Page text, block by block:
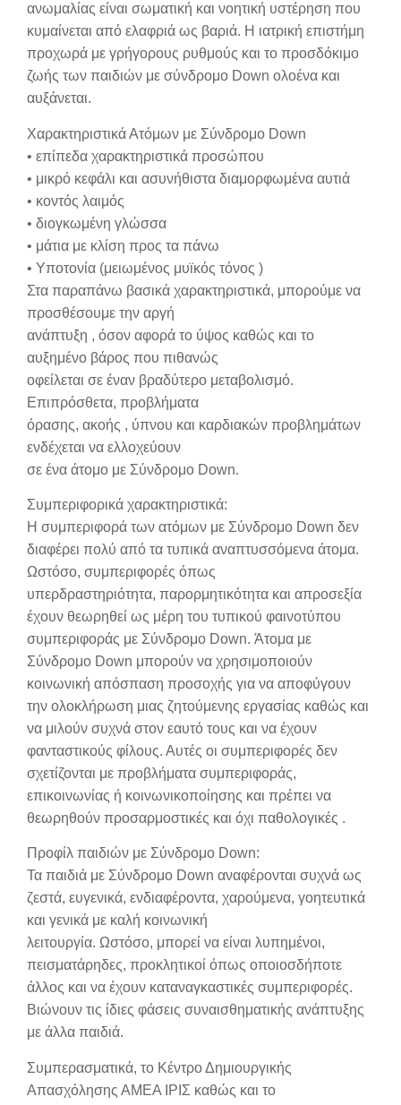
ανωμαλίας είναι σωματική και νοητική υστέρηση που
κυμαίνεται από ελαφριά ως βαριά. H ιατρική επιστήμη
προχωρά με γρήγορους ρυθμούς και το προσδόκιμο
ζωής των παιδιών με σύνδρομο Down ολοένα και
αυξάνεται.
Χαρακτηριστικά Ατόμων με Σύνδρομο Down
• επίπεδα χαρακτηριστικά προσώπου
• μικρό κεφάλι και ασυνήθιστα διαμορφωμένα αυτιά
• κοντός λαιμός
• διογκωμένη γλώσσα
• μάτια με κλίση προς τα πάνω
• Υποτονία (μειωμένος μυϊκός τόνος )
Στα παραπάνω βασικά χαρακτηριστικά, μπορούμε να
προσθέσουμε την αργή
ανάπτυξη , όσον αφορά το ύψος καθώς και το
αυξημένο βάρος που πιθανώς
οφείλεται σε έναν βραδύτερο μεταβολισμό.
Επιπρόσθετα, προβλήματα
όρασης, ακοής , ύπνου και καρδιακών προβλημάτων
ενδέχεται να ελλοχεύουν
σε ένα άτομο με Σύνδρομο Down.
Συμπεριφορικά χαρακτηριστικά:
Η συμπεριφορά των ατόμων με Σύνδρομο Down δεν
διαφέρει πολύ από τα τυπικά αναπτυσσόμενα άτομα.
Ωστόσο, συμπεριφορές όπως
υπερδραστηριότητα, παρορμητικότητα και απροσεξία
έχουν θεωρηθεί ως μέρη του τυπικού φαινοτύπου
συμπεριφοράς με Σύνδρομο Down. Άτομα με
Σύνδρομο Down μπορούν να χρησιμοποιούν
κοινωνική απόσπαση προσοχής για να αποφύγουν
την ολοκλήρωση μιας ζητούμενης εργασίας καθώς και
να μιλούν συχνά στον εαυτό τους και να έχουν
φανταστικούς φίλους. Αυτές οι συμπεριφορές δεν
σχετίζονται με προβλήματα συμπεριφοράς,
επικοινωνίας ή κοινωνικοποίησης και πρέπει να
θεωρηθούν προσαρμοστικές και όχι παθολογικές .
Προφίλ παιδιών με Σύνδρομο Down:
Τα παιδιά με Σύνδρομο Down αναφέρονται συχνά ως
ζεστά, ευγενικά, ενδιαφέροντα, χαρούμενα, γοητευτικά
και γενικά με καλή κοινωνική
λειτουργία. Ωστόσο, μπορεί να είναι λυπημένοι,
πεισματάρηδες, προκλητικοί όπως οποιοσδήποτε
άλλος και να έχουν καταναγκαστικές συμπεριφορές.
Βιώνουν τις ίδιες φάσεις συναισθηματικής ανάπτυξης
με άλλα παιδιά.
Συμπερασματικά, το Κέντρο Δημιουργικής
Απασχόλησης ΑΜΕΑ ΙΡΙΣ καθώς και το